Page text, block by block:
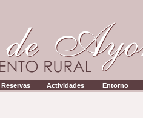
Reservas Actividades Entorno